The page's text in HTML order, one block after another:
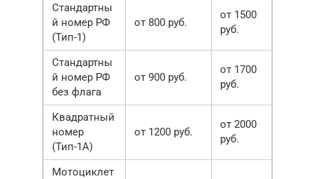
Стандартны
й номер РФ
(Тип-1)
от 800 руб.
от 1500
руб.
Стандартны
й номер РФ
без флага
от 900 руб.
от 1700
руб.
Квадратный
номер
(Тип-1А)
от 1200 руб.
от 2000
руб.
Мотоциклет